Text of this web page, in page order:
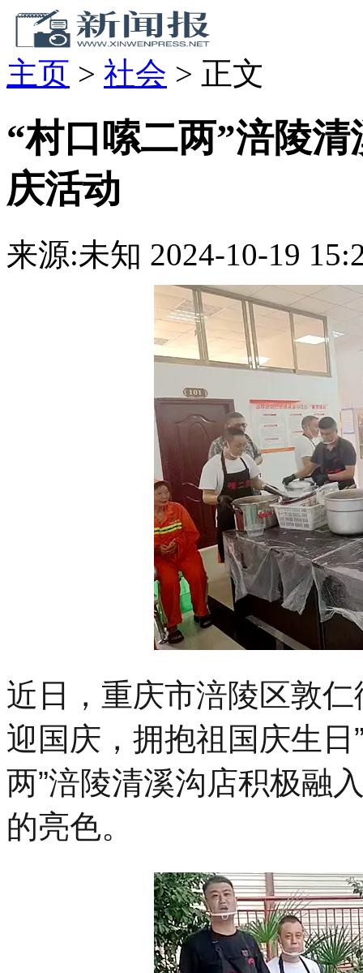
主页 > 社会 > 正文
“村口嗦二两”涪陵
庆活动
来源:未知 2024-10-19
近日，重庆市涪陵区敦
迎国庆，拥抱祖国庆生日
两”涪陵清溪沟店积极融
的亮色。